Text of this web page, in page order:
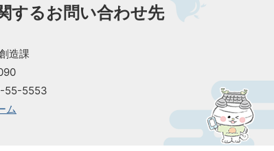
するお問い合わせ先
造課
55-5553
ム